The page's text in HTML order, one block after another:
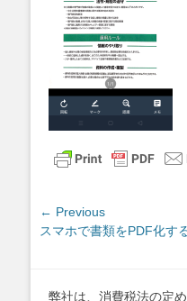
投
稿
← Previous
Previous
スマホで書類をPDF化す
弊社は、消費税法の定